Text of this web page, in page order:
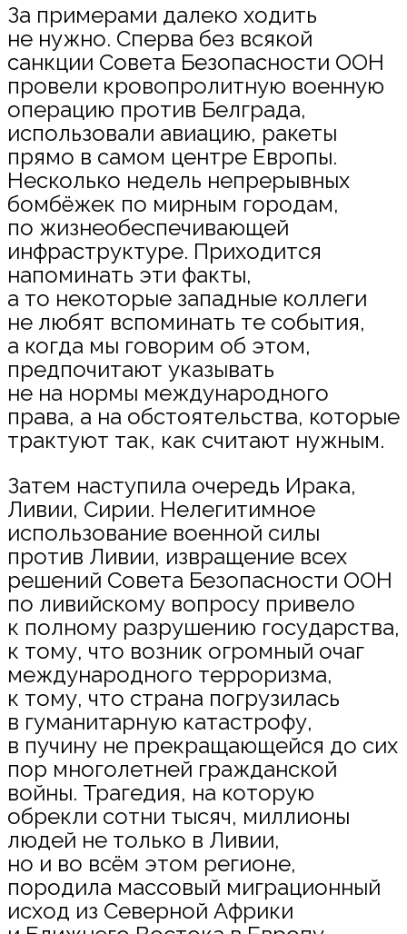
За примерами далеко ходить
не нужно. Сперва без всякой
санкции Совета Безопасности ООН
провели кровопролитную военную
операцию против Белграда,
использовали авиацию, ракеты
прямо в самом центре Европы.
Несколько недель непрерывных
бомбёжек по мирным городам,
по жизнеобеспечивающей
инфраструктуре. Приходится
напоминать эти факты,
а то некоторые западные коллеги
не любят вспоминать те события,
а когда мы говорим об этом,
предпочитают указывать
не на нормы международного
права, а на обстоятельства, которые
трактуют так, как считают нужным.
Затем наступила очередь Ирака,
Ливии, Сирии. Нелегитимное
использование военной силы
против Ливии, извращение всех
решений Совета Безопасности ООН
по ливийскому вопросу привело
к полному разрушению государства,
к тому, что возник огромный очаг
международного терроризма,
к тому, что страна погрузилась
в гуманитарную катастрофу,
в пучину не прекращающейся до сих
пор многолетней гражданской
войны. Трагедия, на которую
обрекли сотни тысяч, миллионы
людей не только в Ливии,
но и во всём этом регионе,
породила массовый миграционный
исход из Северной Африки